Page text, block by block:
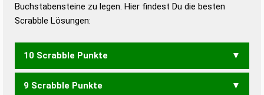
Duden – Deutsches
Buchstabensteine zu legen. Hier findest Du die besten
Scrabble Lösungen:
10 Scrabble Punkte
SCHEUT SCHUTE SUCHET
9 Scrabble Punkte